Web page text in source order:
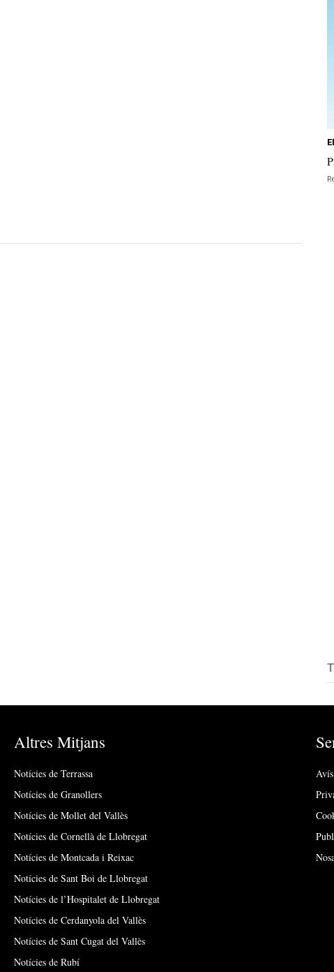
Altres Mitjans
Notícies de Terrassa
Notícies de Granollers
Notícies de Mollet del Vallès
Notícies de Cornellà de Llobregat
Notícies de Montcada i Reixac
Notícies de Sant Boi de Llobregat
Notícies de l’Hospitalet de Llobregat
Notícies de Cerdanyola del Vallès
Notícies de Sant Cugat del Vallès
Notícies de Rubí